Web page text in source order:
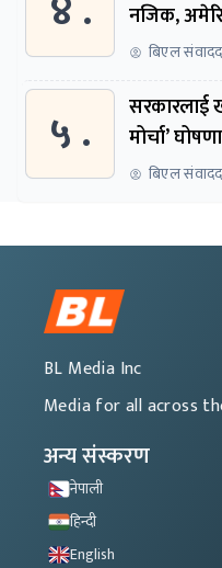
नजिक,
बिएल
५ .
सरकारलाई खबरदारी
मोर्चा’ घोषणा
बिएल
BL Media Inc
Media for all across
अन्य संस्करण
नेपाली
हिन्दी
English